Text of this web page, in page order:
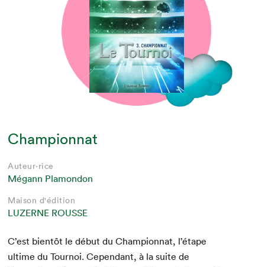
Championnat
Auteur·rice
Mégann Plamondon
Maison d'édition
LUZERNE ROUSSE
C’est bien­tôt le début du Cham­pi­onnat, l’étape
ultime du Tournoi. Cepen­dant, à la suite de